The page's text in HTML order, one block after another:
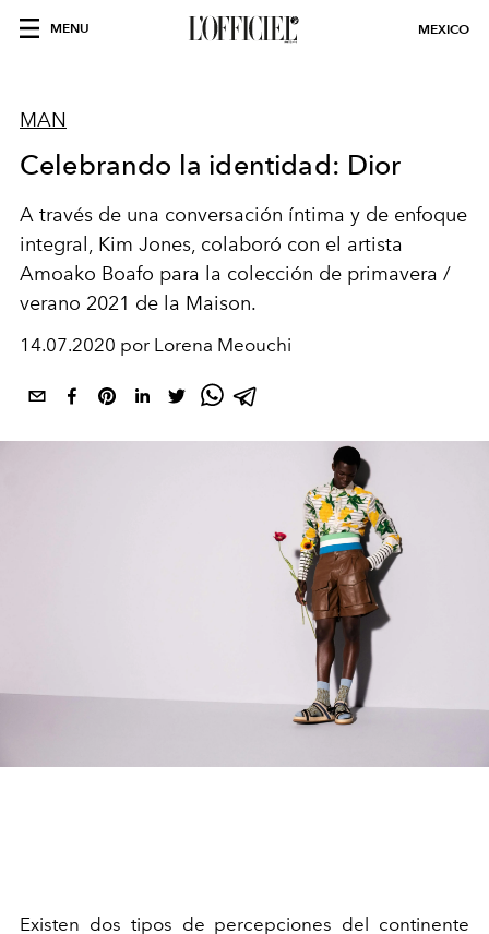
MENU MEXICO
MAN
Celebrando la identidad: Dior
A través de una conversación íntima y de enfoque
integral, Kim Jones, colaboró con el artista
Amoako Boafo para la colección de primavera /
verano 2021 de la Maison.
14.07.2020 por Lorena Meouchi
Existen dos tipos de percepciones del continente